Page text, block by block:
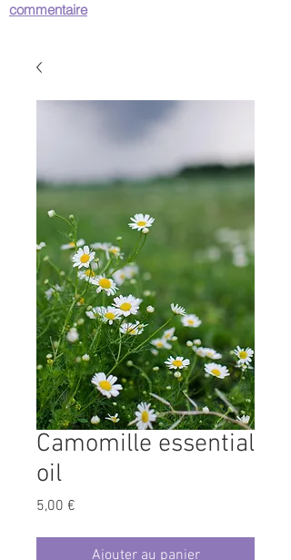
commentaire
Camomille essential
oil
5,00 €
Ajouter au panier